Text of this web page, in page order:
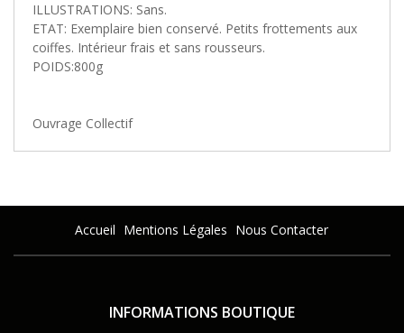
ILLUSTRATIONS: Sans.
ETAT: Exemplaire bien conservé. Petits frottements aux
coiffes. Intérieur frais et sans rousseurs.
POIDS:800g
Ouvrage Collectif
Accueil Mentions Légales Nous Contacter
INFORMATIONS BOUTIQUE